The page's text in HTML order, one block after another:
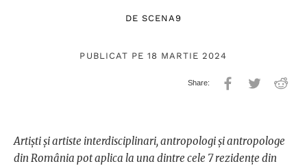
DE SCENA9
PUBLICAT PE 18 MARTIE 2024
Artiști și artiste interdisciplinari, antropologi și antropologe
din România pot aplica la una dintre cele 7 rezidențe din